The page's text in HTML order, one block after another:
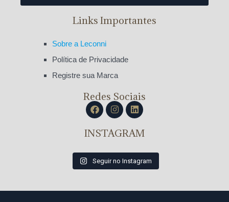
Links Importantes
Sobre a Leconni
Política de Privacidade
Registre sua Marca
Redes Sociais
INSTAGRAM
Seguir no Instagram